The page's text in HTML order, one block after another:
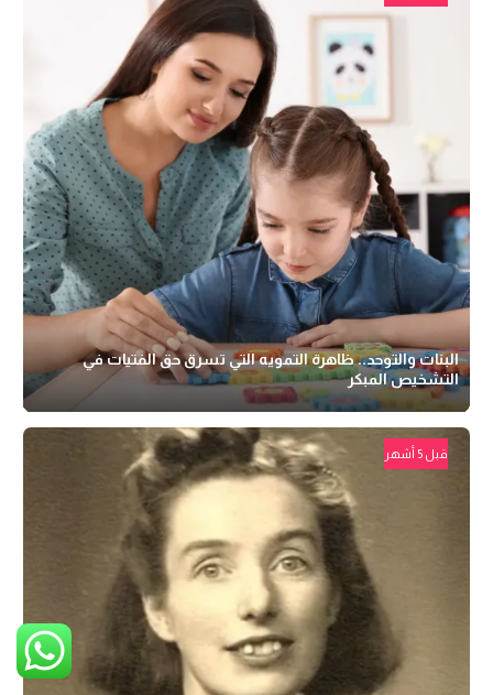
البنات والتوحد.. ظاهرة التمويه التي تسرق حق الفتيات في
التشخيص المبكر
قبل 5 أشهر